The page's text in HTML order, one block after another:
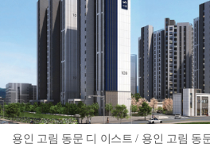
용인 고림 동문 디 이스트 / 용인 고림 동